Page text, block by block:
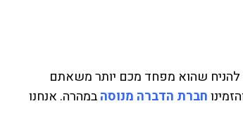
להניח שהוא מפחד מכם יותר משאתם
חברת הדברה מנוסהבמהרה. אנחנו